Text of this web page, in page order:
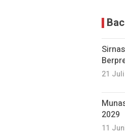
21
2029
11